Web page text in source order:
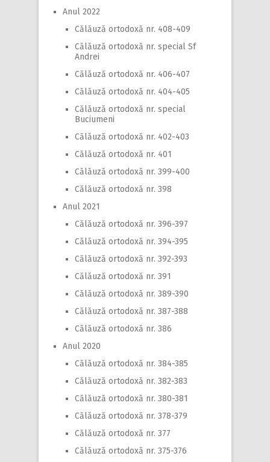
Anul 2022
Călăuză ortodoxă nr. 408-409
Călăuză ortodoxă nr. special Sf
Andrei
Călăuză ortodoxă nr. 406-407
Călăuză ortodoxă nr. 404-405
Călăuză ortodoxă nr. special
Buciumeni
Călăuză ortodoxă nr. 402-403
Călăuză ortodoxă nr. 401
Călăuză ortodoxă nr. 399-400
Călăuză ortodoxă nr. 398
Anul 2021
Călăuză ortodoxă nr. 396-397
Călăuză ortodoxă nr. 394-395
Călăuză ortodoxă nr. 392-393
Călăuză ortodoxă nr. 391
Călăuză ortodoxă nr. 389-390
Călăuză ortodoxă nr. 387-388
Călăuză ortodoxă nr. 386
Anul 2020
Călăuză ortodoxă nr. 384-385
Călăuză ortodoxă nr. 382-383
Călăuză ortodoxă nr. 380-381
Călăuză ortodoxă nr. 378-379
Călăuză ortodoxă nr. 377
Călăuză ortodoxă nr. 375-376